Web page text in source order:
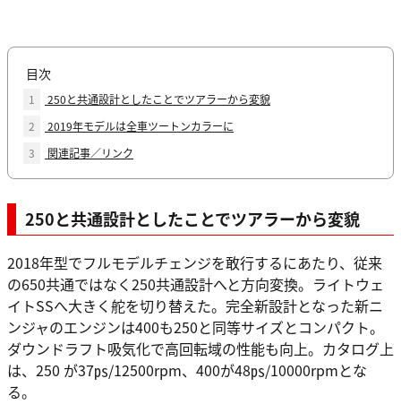
目次
1
250と共通設計としたことでツアラーから変貌
2
2019年モデルは全車ツートンカラーに
3
関連記事／リンク
250と共通設計としたことでツアラーから変貌
2018年型でフルモデルチェンジを敢行するにあたり、従来
の650共通ではなく250共通設計へと方向変換。ライトウェ
イトSSへ大きく舵を切り替えた。完全新設計となった新ニ
ンジャのエンジンは400も250と同等サイズとコンパクト。
ダウンドラフト吸気化で高回転域の性能も向上。カタログ上
は、250 が37㎰/12500rpm、400が48㎰/10000rpmとな
る。